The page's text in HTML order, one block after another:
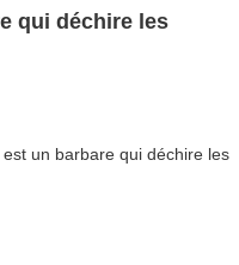
qui déchire les